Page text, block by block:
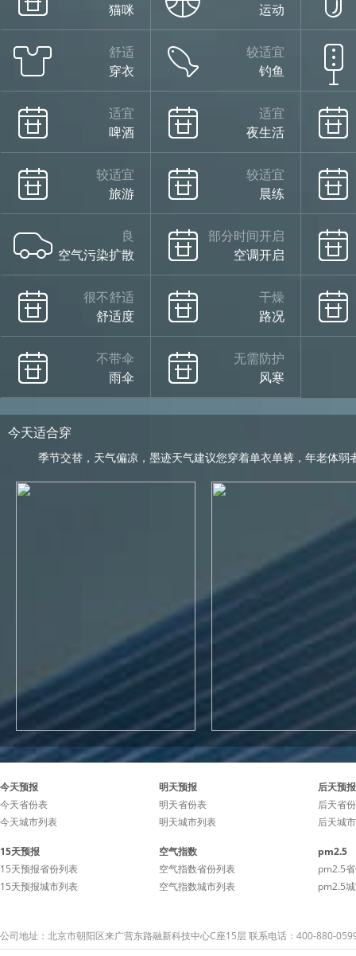
猫咪
运动
舒适
穿衣
较适宜
钓鱼
适宜
啤酒
适宜
夜生活
较适宜
旅游
较适宜
晨练
良
空气污染扩散
部分时间开启
空调开启
很不舒适
舒适度
干燥
路况
不带伞
雨伞
无需防护
风寒
今天适合穿
季节交替，天气偏凉，墨迹天气建议您穿着单衣单裤，年老体
今天预报
今天省份表
今天城市列表
明天预报
明天省份表
明天城市列表
后天预报
后天省
后天城
15天预报
15天预报省份列表
15天预报城市列表
空气指数
空气指数省份列表
空气指数城市列表
pm2.5
pm2.5
pm2.5
公司地址：北京市朝阳区来广营东路融新科技中心C座15层 联系电话：400-880-